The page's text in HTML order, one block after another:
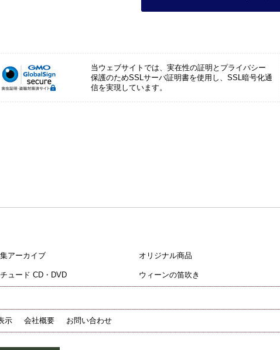
当ウェブサイトでは、実在性の証明とプライバシー
保護のためSSLサーバ証明書を使用し、SSL暗号化通
信を実現しています。
アーカイブ オリジナル商品
ュード CD・DVD ウィーンの笛吹き
示 会社概要 お問い合わせ